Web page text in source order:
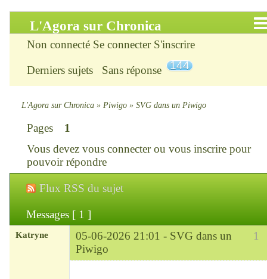
L'Agora sur Chronica
Accueil
Infos
Chercher
S’inscrire
Connexion
Chronica : le site
ChroniKat : les liens
CONTACT
Non connecté Se connecter S'inscrire
Derniers sujets Sans réponse 144
L'Agora sur Chronica » Piwigo »SVG dans un Piwigo
Pages
1
Vous devez vous connecterou vous inscrirepour
pouvoir répondre
Flux RSS du sujet
Messages [ 1 ]
1
Katryne 05-06-2026 21:01 - SVG dans un
Piwigo